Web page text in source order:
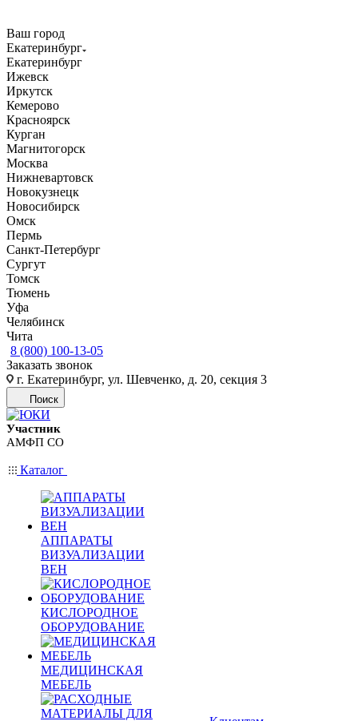
Ваш город
Екатеринбург
Екатеринбург
Ижевск
Иркутск
Кемерово
Красноярск
Курган
Магнитогорск
Москва
Нижневартовск
Новокузнецк
Новосибирск
Омск
Пермь
Санкт-Петербург
Сургут
Томск
Тюмень
Уфа
Челябинск
Чита
8 (800) 100-13-05
Заказать звонок
г. Екатеринбург, ул. Шевченко, д. 20, секция 3
Поиск
Участник
АМФП СО
Каталог
АППАРАТЫ
ВИЗУАЛИЗАЦИИ
ВЕН
КИСЛОРОДНОЕ
ОБОРУДОВАНИЕ
МЕДИЦИНСКАЯ
МЕБЕЛЬ